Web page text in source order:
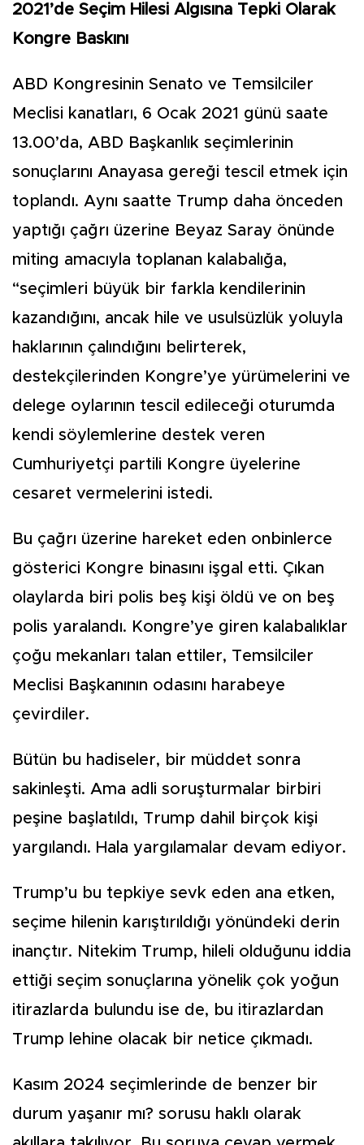
2021’de Seçim Hilesi Algısına Tepki Olarak
Kongre Baskını
ABD Kongresinin Senato ve Temsilciler
Meclisi kanatları, 6 Ocak 2021 günü saate
13.00’da, ABD Başkanlık seçimlerinin
sonuçlarını Anayasa gereği tescil etmek için
toplandı. Aynı saatte Trump daha önceden
yaptığı çağrı üzerine Beyaz Saray önünde
miting amacıyla toplanan kalabalığa,
“seçimleri büyük bir farkla kendilerinin
kazandığını, ancak hile ve usulsüzlük yoluyla
haklarının çalındığını belirterek,
destekçilerinden Kongre’ye yürümelerini ve
delege oylarının tescil edileceği oturumda
kendi söylemlerine destek veren
Cumhuriyetçi partili Kongre üyelerine
cesaret vermelerini istedi.
Bu çağrı üzerine hareket eden onbinlerce
gösterici Kongre binasını işgal etti. Çıkan
olaylarda biri polis beş kişi öldü ve on beş
polis yaralandı. Kongre’ye giren kalabalıklar
çoğu mekanları talan ettiler, Temsilciler
Meclisi Başkanının odasını harabeye
çevirdiler.
Bütün bu hadiseler, bir müddet sonra
sakinleşti. Ama adli soruşturmalar birbiri
peşine başlatıldı, Trump dahil birçok kişi
yargılandı. Hala yargılamalar devam ediyor.
Trump’u bu tepkiye sevk eden ana etken,
seçime hilenin karıştırıldığı yönündeki derin
inançtır. Nitekim Trump, hileli olduğunu iddia
ettiği seçim sonuçlarına yönelik çok yoğun
itirazlarda bulundu ise de, bu itirazlardan
Trump lehine olacak bir netice çıkmadı.
Kasım 2024 seçimlerinde de benzer bir
durum yaşanır mı? sorusu haklı olarak